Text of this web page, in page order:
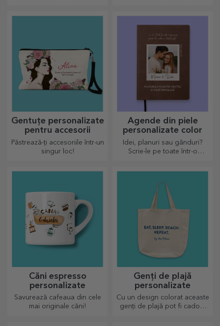
Gentuțe personalizate
pentru accesorii
Păstrează-ți accesoriile într-un
singur loc!
Agende din piele
personalizate color
Idei, planuri sau gânduri?
Scrie-le pe toate într-o
Căni espresso
personalizate
Savurează cafeaua din cele
mai originale căni!
Genți de plajă
personalizate
Cu un design colorat aceaste
genți de plajă pot fi cadoul